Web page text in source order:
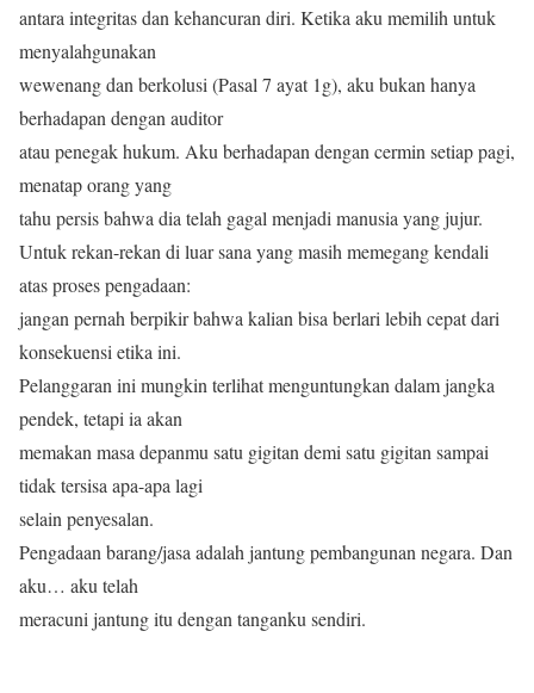
antara integritas dan kehancuran diri. Ketika aku memilih untuk
menyalahgunakan
wewenang dan berkolusi (Pasal 7 ayat 1g), aku bukan hanya
berhadapan dengan auditor
atau penegak hukum. Aku berhadapan dengan cermin setiap pagi,
menatap orang yang
tahu persis bahwa dia telah gagal menjadi manusia yang jujur.
Untuk rekan-rekan di luar sana yang masih memegang kendali
atas proses pengadaan:
jangan pernah berpikir bahwa kalian bisa berlari lebih cepat dari
konsekuensi etika ini.
Pelanggaran ini mungkin terlihat menguntungkan dalam jangka
pendek, tetapi ia akan
memakan masa depanmu satu gigitan demi satu gigitan sampai
tidak tersisa apa-apa lagi
selain penyesalan.
Pengadaan barang/jasa adalah jantung pembangunan negara. Dan
aku… aku telah
meracuni jantung itu dengan tanganku sendiri.